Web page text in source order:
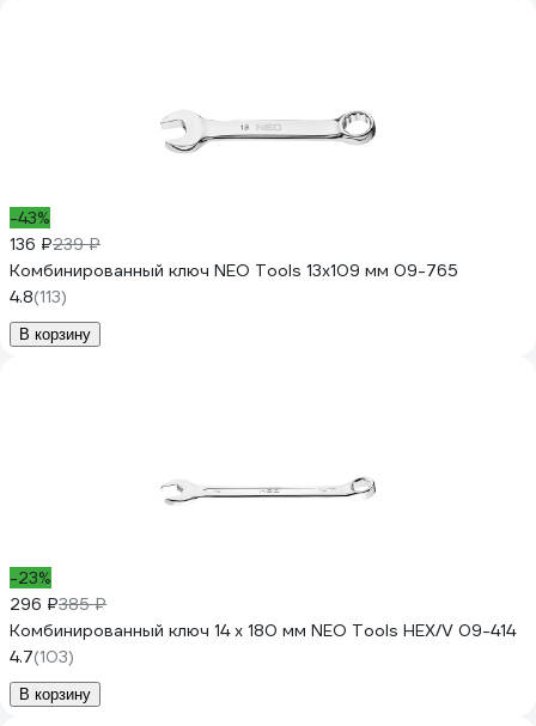
-43%
136 ₽239 ₽
Комбинированный ключ NEO Tools 13x109 мм 09-765
4.8(113)
В корзину
-23%
296 ₽385 ₽
Комбинированный ключ 14 x 180 мм NEO Tools HEX/V 09-414
4.7(103)
В корзину